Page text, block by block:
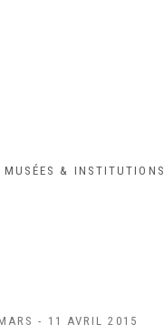
MUSÉES & INSTITUTIONS
- 11 AVRIL 2015